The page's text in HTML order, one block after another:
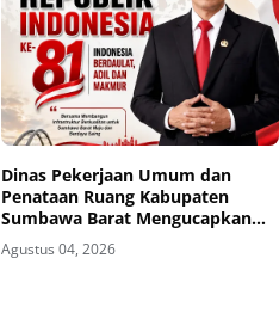
Dinas Pekerjaan Umum dan
Penataan Ruang Kabupaten
Sumbawa Barat Mengucapkan
Dirgahayu Republik Indonesia ke-
81
Agustus 04, 2026